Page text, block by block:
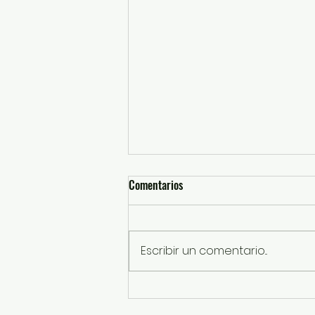
“Tenemos una Gobernadora
Comentarios
Escribir un comentario...